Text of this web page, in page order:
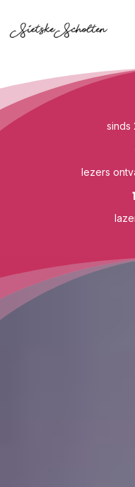
sinds
lezers